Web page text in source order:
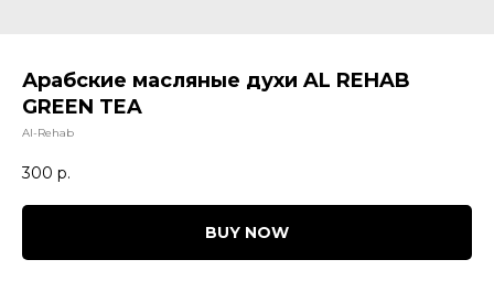
Арабские масляные духи AL REHAB
GREEN TEA
Al-Rehab
300 р.
BUY NOW